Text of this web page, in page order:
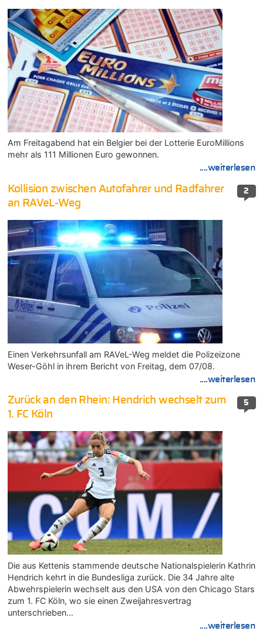
Am Freitagabend hat ein Belgier bei der Lotterie EuroMillions
mehr als 111 Millionen Euro gewonnen.
....weiterlesen
2
Kollision zwischen Autofahrer und Radfahrer
an RAVeL-Weg
Einen Verkehrsunfall am RAVeL-Weg meldet die Polizeizone
Weser-Göhl in ihrem Bericht von Freitag, dem 07/08.
....weiterlesen
5
Zurück an den Rhein: Hendrich wechselt zum
1. FC Köln
Die aus Kettenis stammende deutsche Nationalspielerin Kathrin
Hendrich kehrt in die Bundesliga zurück. Die 34 Jahre alte
Abwehrspielerin wechselt aus den USA von den Chicago Stars
zum 1. FC Köln, wo sie einen Zweijahresvertrag
unterschrieben…
....weiterlesen